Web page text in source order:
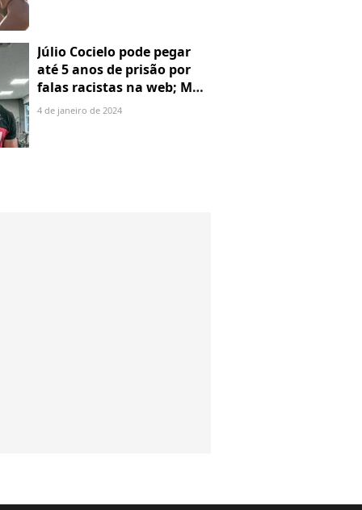
Júlio Cocielo pode pegar
até 5 anos de prisão por
falas racistas na web; MPF
identificou 9 posts com
4 de janeiro de 2024